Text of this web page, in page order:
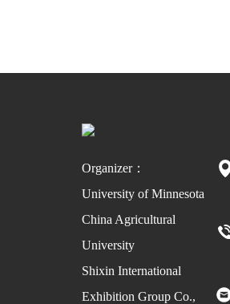
Organizer：
University of Minnesota
China Agricultural
University
Shixin International
Exhibition Group Co.,